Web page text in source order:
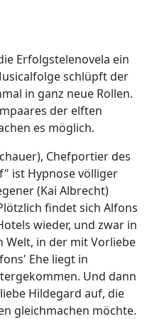
Erfolgstelenovela ein
schlüpft der
in ganz neue Rollen.
der elften
es möglich.
Chefportier des
ist Hypnose völliger
(Kai Albrecht)
findet sich Alfons
wieder, und zwar in
in der mit Vorliebe
Ehe liegt in
Und dann
Hildegard auf, die
gleichmachen möchte.